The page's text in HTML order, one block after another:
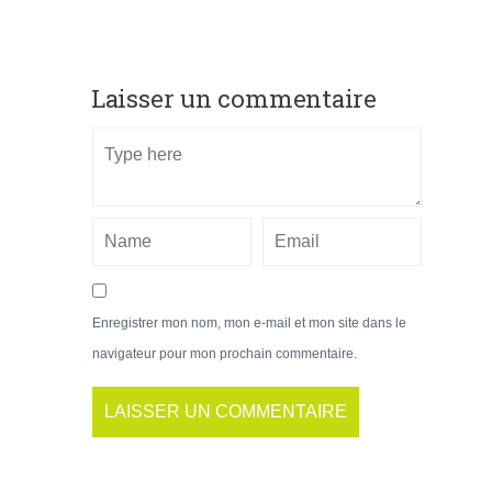
Laisser un commentaire
Enregistrer mon nom, mon e-mail et mon site dans le
navigateur pour mon prochain commentaire.